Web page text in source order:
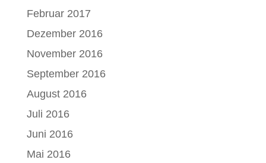
Februar 2017
Dezember 2016
November 2016
September 2016
August 2016
Juli 2016
Juni 2016
Mai 2016